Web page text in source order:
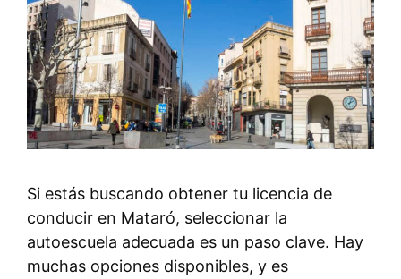
Si estás buscando obtener tu licencia de
conducir en Mataró, seleccionar la
autoescuela adecuada es un paso clave. Hay
muchas opciones disponibles, y es